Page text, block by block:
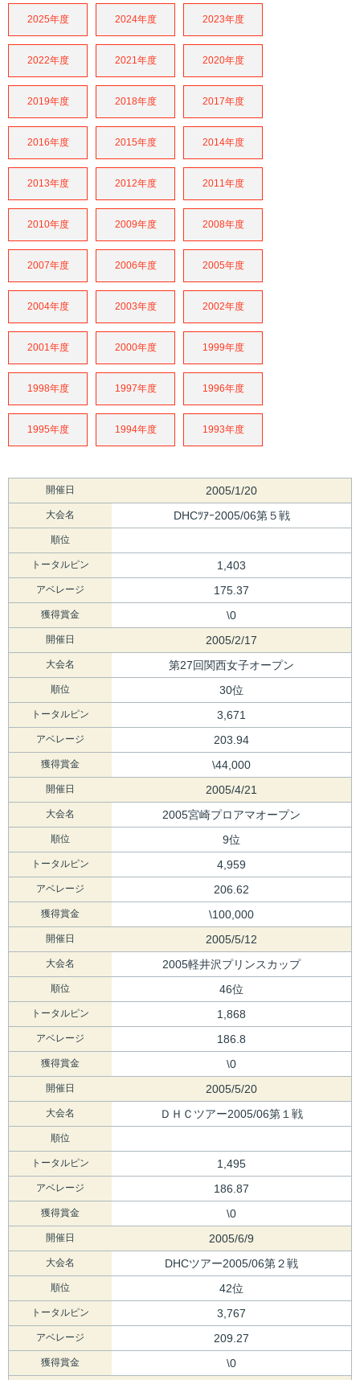
2025年度 2024年度 2023年度
2022年度 2021年度 2020年度
2019年度 2018年度 2017年度
2016年度 2015年度 2014年度
2013年度 2012年度 2011年度
2010年度 2009年度 2008年度
2007年度 2006年度 2005年度
2004年度 2003年度 2002年度
2001年度 2000年度 1999年度
1998年度 1997年度 1996年度
1995年度 1994年度 1993年度
開催日 2005/1/20
大会名 DHCﾂｱｰ2005/06第５戦
順位
トータルピン 1,403
アベレージ 175.37
獲得賞金 \0
開催日 2005/2/17
大会名 第27回関西女子オープン
順位 30位
トータルピン 3,671
アベレージ 203.94
獲得賞金 \44,000
開催日 2005/4/21
大会名 2005宮崎プロアマオープン
順位 9位
トータルピン 4,959
アベレージ 206.62
獲得賞金 \100,000
開催日 2005/5/12
大会名 2005軽井沢プリンスカップ
順位 46位
トータルピン 1,868
アベレージ 186.8
獲得賞金 \0
開催日 2005/5/20
大会名 ＤＨＣツアー2005/06第１戦
順位
トータルピン 1,495
アベレージ 186.87
獲得賞金 \0
開催日 2005/6/9
大会名 DHCツアー2005/06第２戦
順位 42位
トータルピン 3,767
アベレージ 209.27
獲得賞金 \0